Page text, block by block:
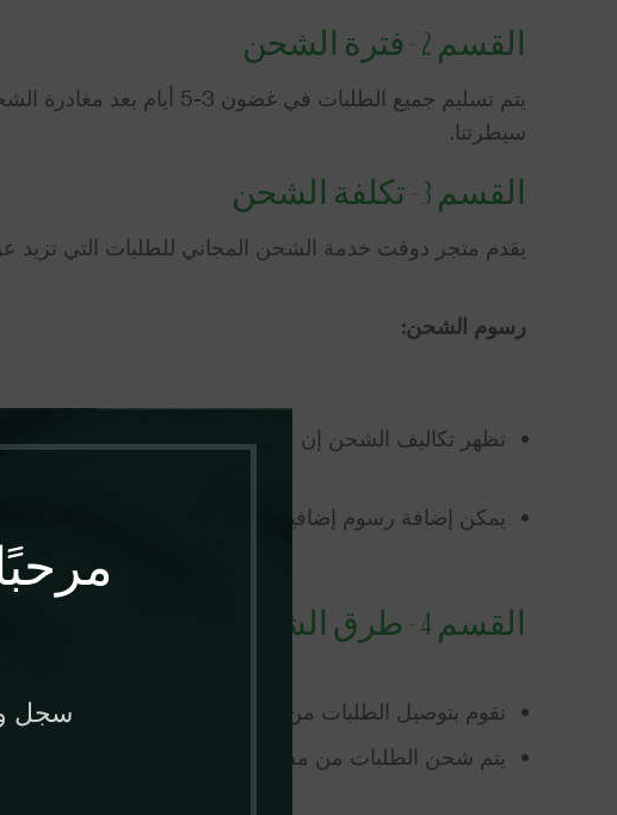
سجل واحصل
القسم 2 - فترة الشحن
يتم تسليم جميع
سيطرتنا.
القسم 3 - تكلفة الشحن
يقدم متجر دوفت خدمة الشحن المجاني للطلبات التي تزيد عن 299 ريال/درهم اماراتي في جميع دول الخليج
رسوم الشحن:
تظهر تكاليف الشحن إن وجدت في صفحة الشراء بعد
يمكن إضافة رسوم إضافية عند الشحن إلى المناطق النائية
القسم 4 - طرق الشحن
نقوم بتوصيل الطلبات من خلال شركائنا DHL و Aramex إلى جميع دول الخليج العربي وأوروبا وأمريكا وكندا وأستراليا.
يتم شحن الطلبات من مستودعاتنا في الإمارات العربية